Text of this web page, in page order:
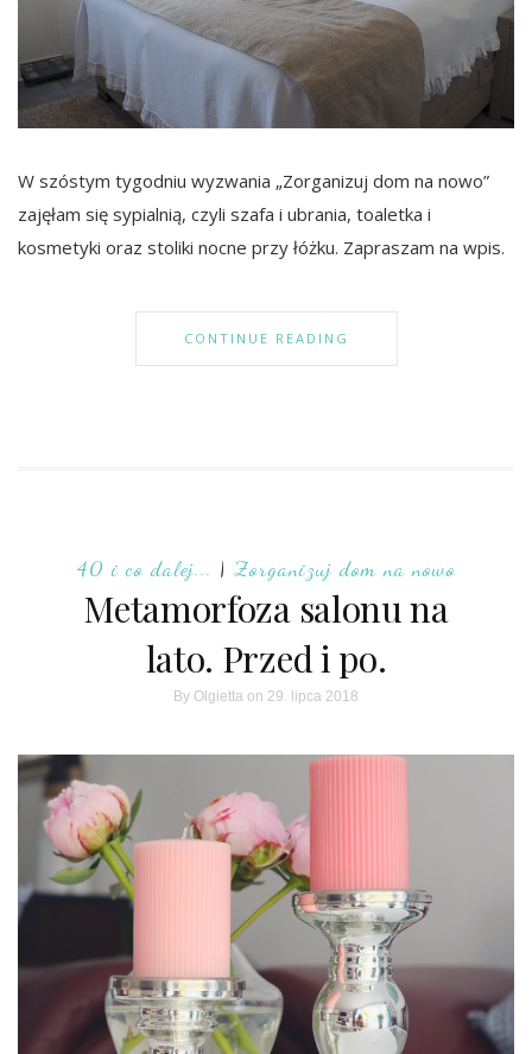
W szóstym tygodniu wyzwania „Zorganizuj dom na nowo”
zajęłam się sypialnią, czyli szafa i ubrania, toaletka i
kosmetyki oraz stoliki nocne przy łóżku. Zapraszam na wpis.
CONTINUE READING
40 i co dalej... | Zorganizuj dom na nowo
Metamorfoza salonu na
lato. Przed i po.
By Olgietta on 29. lipca 2018